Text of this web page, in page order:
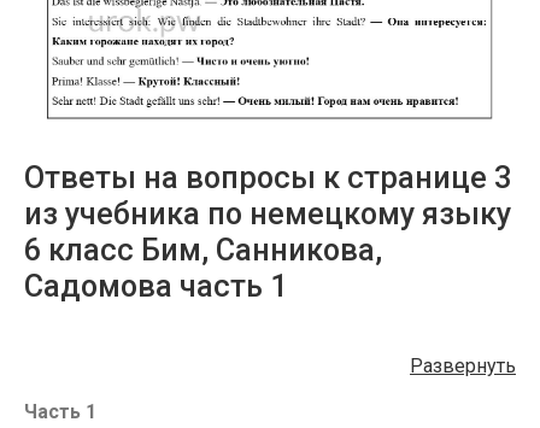
Ответы на вопросы к странице 3
из учебника по немецкому языку
6 класс Бим, Санникова,
Садомова часть 1
Развернуть
Часть 1